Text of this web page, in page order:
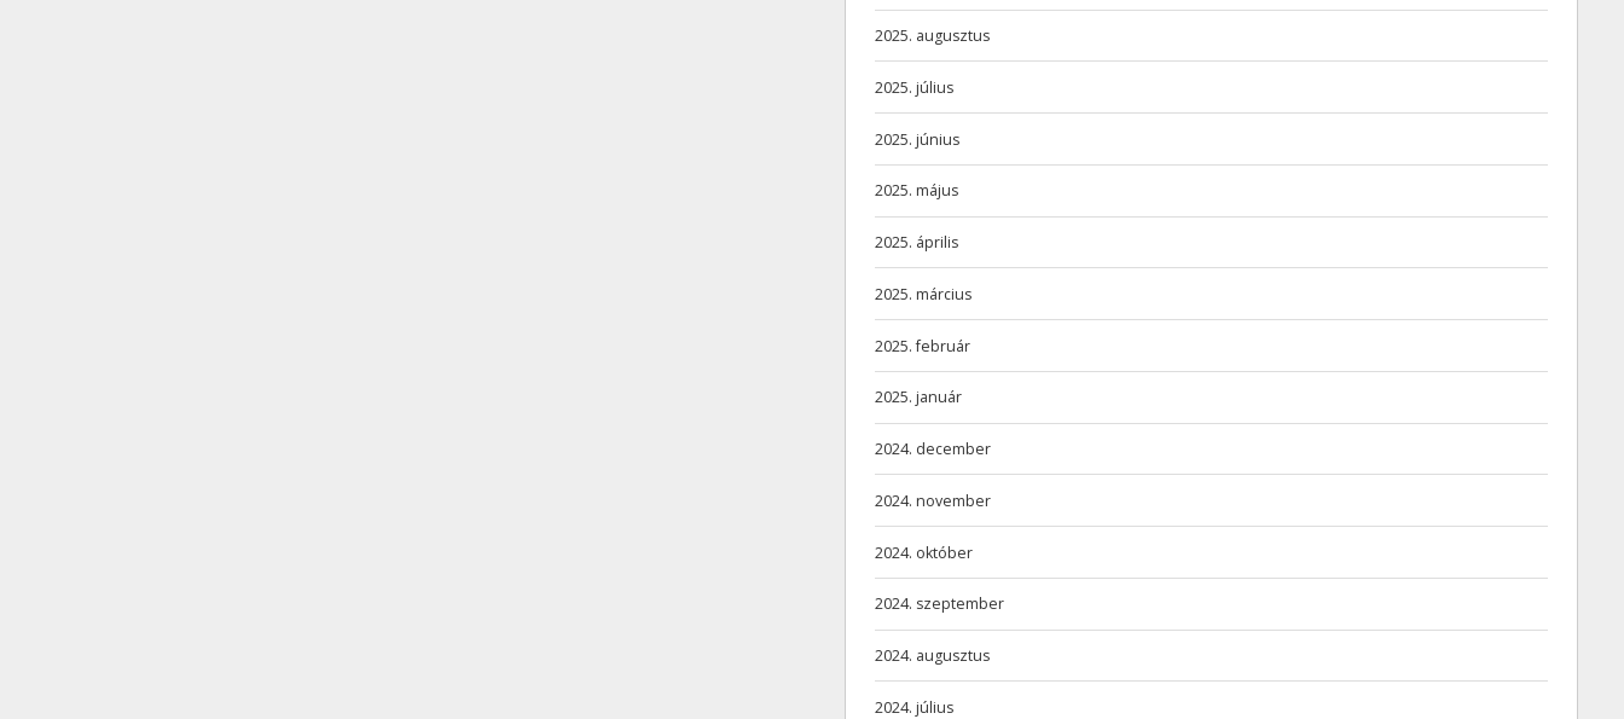
2025. augusztus
2025. július
2025. június
2025. május
2025. április
2025. március
2025. február
2025. január
2024. december
2024. november
2024. október
2024. szeptember
2024. augusztus
2024. július